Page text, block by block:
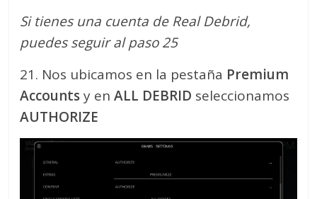
Si tienes una cuenta de Real Debrid,
puedes seguir al paso 25
21. Nos ubicamos en la pestaña Premium
Accountsy enALL DEBRID seleccionamos
AUTHORIZE